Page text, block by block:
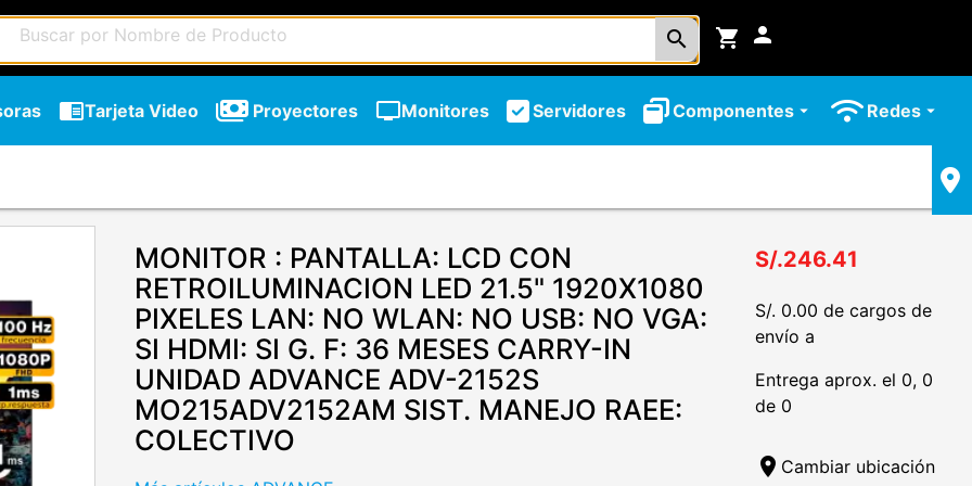
search shopping_cart person
chrome_reader_modeTarjeta Video Proyectores tvMonitores Servidores Componentesarrow_drop_down Redes arrow_drop_down
chevron_right
MONITOR : PANTALLA: LCD CON
RETROILUMINACION LED 21.5" 1920X1080
PIXELES LAN: NO WLAN: NO USB: NO VGA:
SI HDMI: SI G. F: 36 MESES CARRY-IN
UNIDAD ADVANCE ADV-2152S
MO215ADV2152AM SIST. MANEJO RAEE:
COLECTIVO
S/.246.41
S/. 0.00 de cargos de
envío a
Entrega aprox. el 0, 0
de 0
location_on Cambiar ubicación